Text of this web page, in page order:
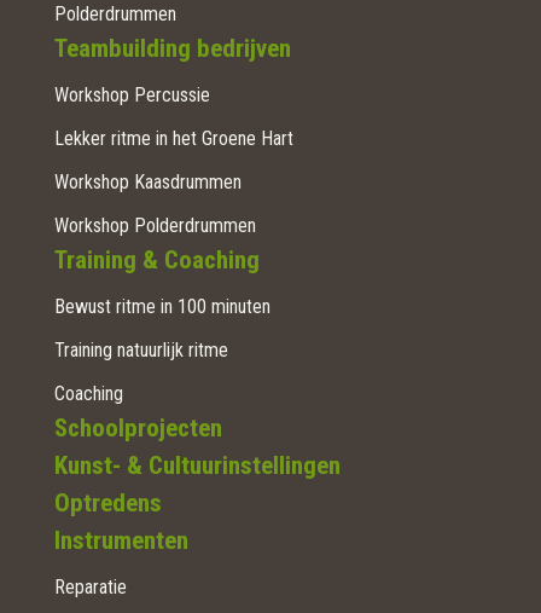
Polderdrummen
Teambuilding bedrijven
Workshop Percussie
Lekker ritme in het Groene Hart
Workshop Kaasdrummen
Workshop Polderdrummen
Training & Coaching
Bewust ritme in 100 minuten
Training natuurlijk ritme
Coaching
Schoolprojecten
Kunst- & Cultuurinstellingen
Optredens
Instrumenten
Reparatie